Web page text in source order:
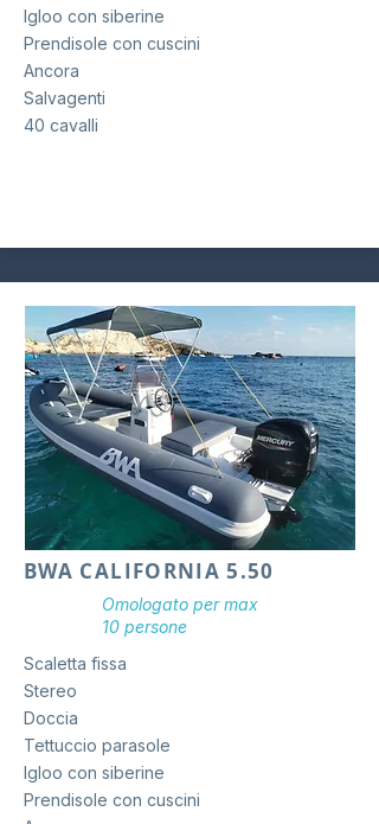
Igloo con siberine
Prendisole con cuscini
Ancora
Salvagenti
40 cavalli
BWA CALIFORNIA 5.50
Omologato per max
10 persone
Scaletta fissa
Stereo
Doccia
Tettuccio parasole
Igloo con siberine
Prendisole con cuscini